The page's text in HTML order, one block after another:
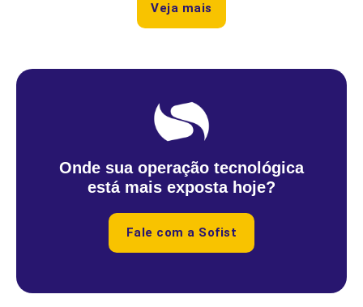
Veja mais
Onde sua operação tecnológica
está mais exposta hoje?
Fale com a Sofist